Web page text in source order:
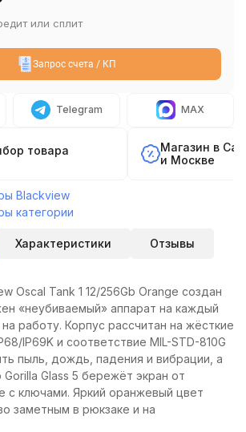
или сплит
Запрос счета / КП
Telegram MAX
товара
Магазин в
и Москве
Blackview
категории
Характеристики Отзывы
Oscal Tank 1 12/256Gb Orange создан
«неубиваемый» аппарат на каждый
работу. Корпус рассчитан на жёсткие
IP69K и соответствие MIL-STD-810G
пыль, дождь, падения и вибрации, а
Glass 5 бережёт экран от
с ключами. Яркий оранжевый цвет
заметным в рюкзаке и на